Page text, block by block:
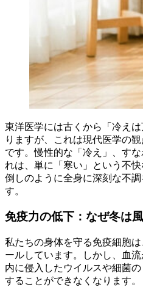
東洋医学には古くから「冷え
りますが、これは現代医学の
です。慢性的な「冷え」、す
れは、単に「寒い」という不
倒しのように全身に深刻な不
す。
免疫力の低下：なぜ冬は
私たちの身体を守る免疫細胞
ールしています。しかし、血
内に侵入したウイルスや細菌
することができなくなります